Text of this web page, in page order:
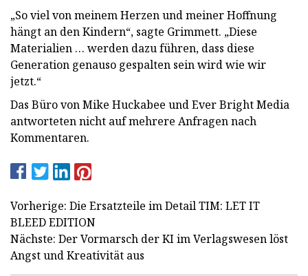
„So viel von meinem Herzen und meiner Hoffnung
hängt an den Kindern“, sagte Grimmett. „Diese
Materialien … werden dazu führen, dass diese
Generation genauso gespalten sein wird wie wir
jetzt.“
Das Büro von Mike Huckabee und Ever Bright Media
antworteten nicht auf mehrere Anfragen nach
Kommentaren.
Vorherige: Die Ersatzteile im Detail TIM: LET IT
BLEED EDITION
Nächste: Der Vormarsch der KI im Verlagswesen löst
Angst und Kreativität aus